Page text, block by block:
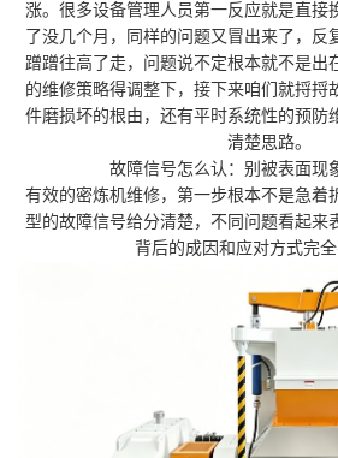
涨。很多设备管理人员第一反应就是直接
了没几个月，同样的问题又冒出来了，
蹭蹭往高了走，问题说不定根本就不是出
的维修策略得调整下，接下来咱们就捋捋
件磨损坏的根由，还有平时系统性的预防
清楚思路。
故障信号怎么认：别被表面现
有效的密炼机维修，第一步根本不是急着
型的故障信号给分清楚，不同问题看起来
背后的成因和应对方式完全